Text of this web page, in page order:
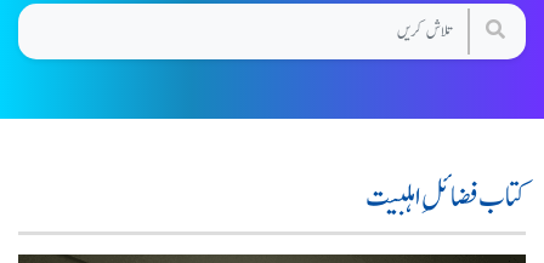
کتاب فضائلِ اہلبیت